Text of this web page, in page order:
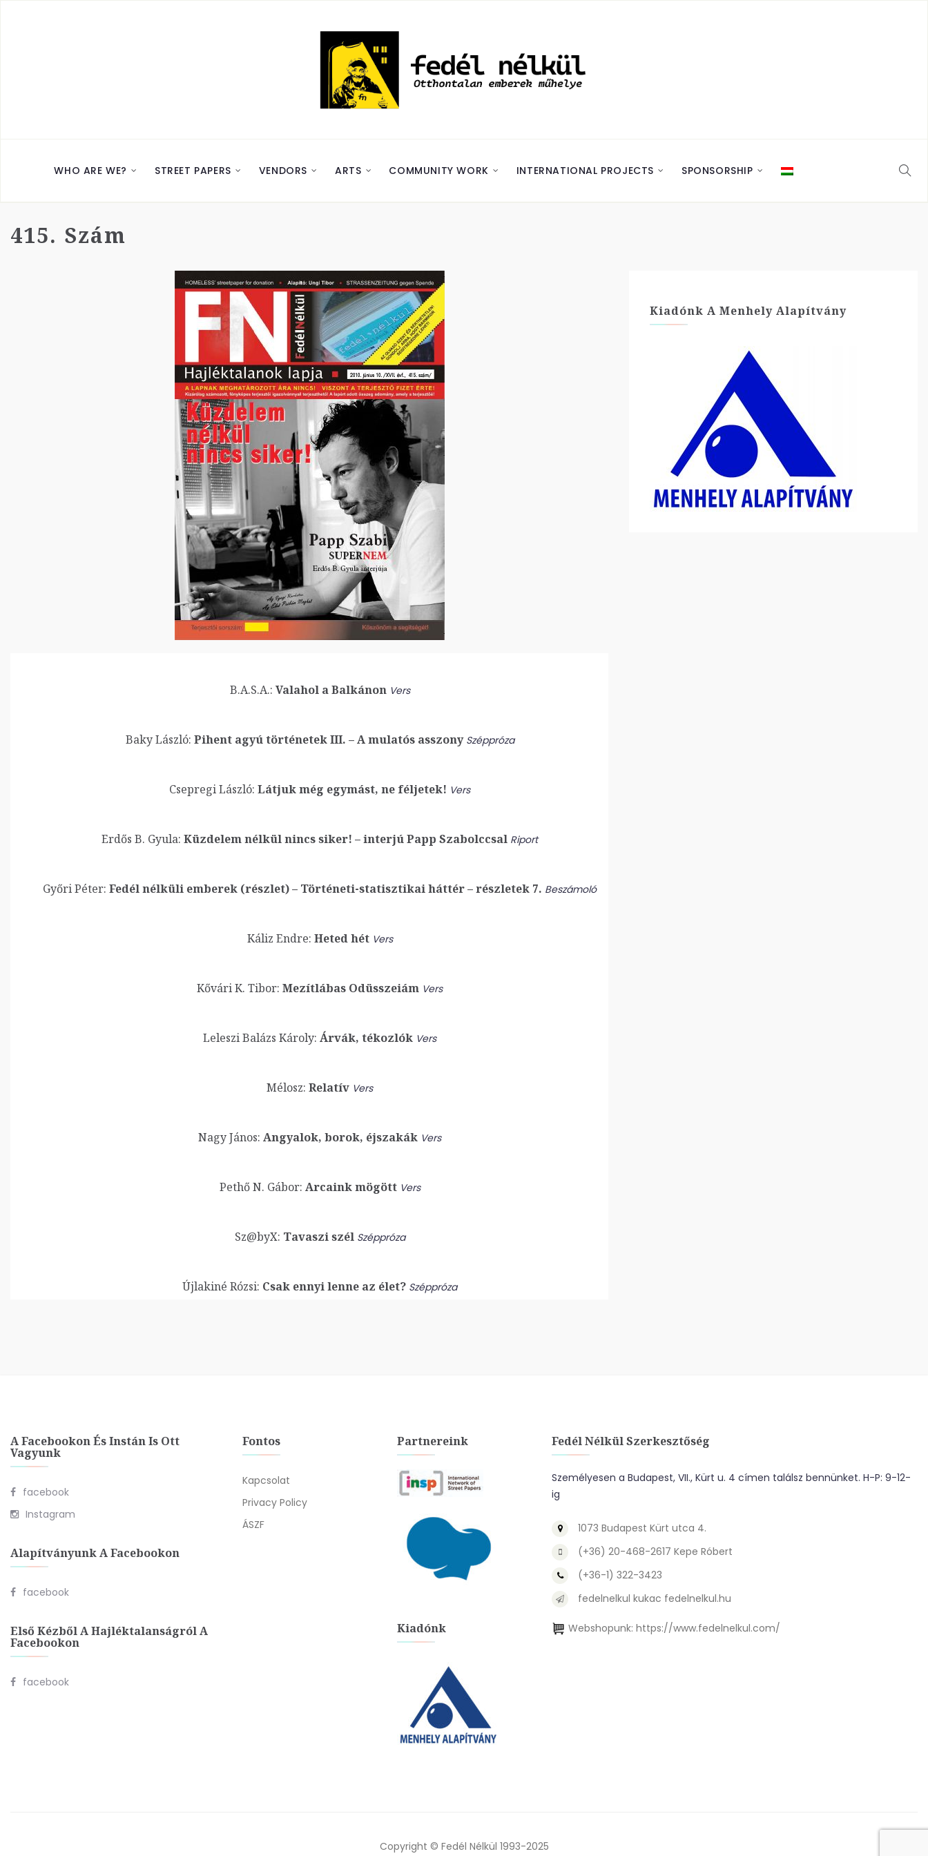
WHO ARE WE? STREET PAPERS VENDORS ARTS COMMUNITY WORK INTERNATIONAL PROJECTS SPONSORSHIP
415. Szám
B.A.S.A.: Valahol a Balkánon Vers
Baky László: Pihent agyú történetek III. – A mulatós asszony Széppróza
Csepregi László: Látjuk még egymást, ne féljetek! Vers
Erdős B. Gyula: Küzdelem nélkül nincs siker! – interjú Papp Szabolccsal Riport
Győri Péter: Fedél nélküli emberek (részlet) – Történeti-statisztikai háttér – részletek 7. Beszámoló
Káliz Endre: Heted hét Vers
Kővári K. Tibor: Mezítlábas Odüsszeiám Vers
Leleszi Balázs Károly: Árvák, tékozlók Vers
Mélosz: Relatív Vers
Nagy János: Angyalok, borok, éjszakák Vers
Pethő N. Gábor: Arcaink mögött Vers
Sz@byX: Tavaszi szél Széppróza
Újlakiné Rózsi: Csak ennyi lenne az élet? Széppróza
Kiadónk A Menhely Alapítvány
A Facebookon És Instán Is Ott
Vagyunk
facebook
Instagram
Alapítványunk A Facebookon
facebook
Első Kézből A Hajléktalanságról A
Facebookon
facebook
Fontos
Kapcsolat
Privacy Policy
ÁSZF
Partnereink
Kiadónk
Fedél Nélkül Szerkesztőség
Személyesen a Budapest, VII., Kürt u. 4 címen találsz bennünket. H-P: 9-12-
ig
1073 Budapest Kürt utca 4.
(+36) 20-468-2617 Kepe Róbert
(+36-1) 322-3423
fedelnelkul kukac fedelnelkul.hu
Webshopunk: https://www.fedelnelkul.com/
Copyright © Fedél Nélkül 1993-2025